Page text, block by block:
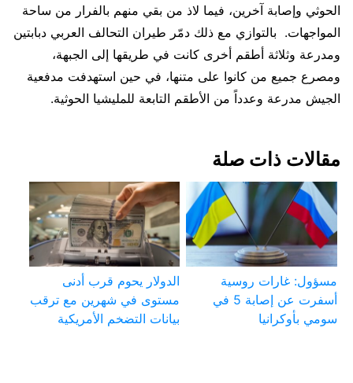
الحوثي وإصابة آخرين، فيما لاذ من بقي منهم بالفرار من ساحة
المواجهات. بالتوازي مع ذلك دمّر طيران التحالف العربي دبابتين
ومدرعة وثلاثة أطقم أخرى كانت في طريقها إلى الجبهة،
ومصرع جميع من كانوا على متنها، في حين استهدفت مدفعية
الجيش مدرعة وعدداً من الأطقم التابعة للمليشيا الحوثية.
مقالات ذات صلة
مسؤول: غارات روسية
أسفرت عن إصابة 5 في
سومي بأوكرانيا
الدولار يحوم قرب أدنى
مستوى في شهرين مع ترقب
بيانات التضخم الأمريكية